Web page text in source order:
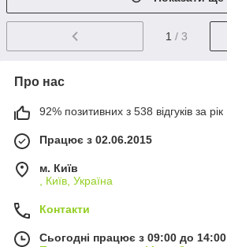
1 / 3
Про нас
92% позитивних з 538 відгуків за рік
Працює з 02.06.2015
м. Київ
, Київ, Україна
Контакти
Сьогодні працює з 09:00 до 14:00